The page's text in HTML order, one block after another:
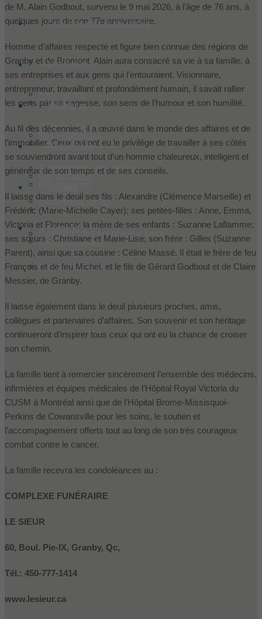
Quoi faire en cas de décès
Condoléances
Faire un don
Offrir des fleurs
Nos services
Produits
Nos installations
Arrangements préalables
Assurances décès
Évaluation des services Le Sieur
Historique
Les Le Sieur innovent
Les fondateurs
Équipe
Dans les médias
Ressources
Français
English( Anglais
de M. Alain Godbout, survenu le 9 mai 2026, à l’âge de 76 ans, à
quelques jours de son 77e anniversaire.
Homme d’affaires respecté et figure bien connue des régions de
Granby et de Bromont, Alain aura consacré sa vie à sa famille, à
ses entreprises et aux gens qui l’entouraient. Visionnaire,
entrepreneur, travaillant et profondément humain, il savait rallier
les gens par sa sagesse, son sens de l’humour et son humilité.
Au fil des décennies, il a œuvré dans le monde des affaires et de
l’immobilier. Ceux qui ont eu le privilège de travailler à ses côtés
se souviendront avant tout d’un homme chaleureux, intelligent et
généreux de son temps et de ses conseils.
Il laisse dans le deuil ses fils : Alexandre (Clémence Marseille) et
Frédéric (Marie-Michelle Cayer); ses petites-filles : Anne, Emma,
Victoria et Florence; la mère de ses enfants : Suzanne Laflamme;
ses sœurs : Christiane et Marie-Lise; son frère : Gilles (Suzanne
Parent), ainsi que sa cousine : Céline Massé. Il était le frère de feu
François et de feu Michel, et le fils de Gérard Godbout et de Claire
Messier, de Granby.
Il laisse également dans le deuil plusieurs proches, amis,
collègues et partenaires d’affaires. Son souvenir et son héritage
continueront d’inspirer tous ceux qui ont eu la chance de croiser
son chemin.
La famille tient à remercier sincèrement l’ensemble des médecins,
infirmières et équipes médicales de l’Hôpital Royal Victoria du
CUSM à Montréal ainsi que de l’Hôpital Brome-Missisquoi-
Perkins de Cowansville pour les soins, le soutien et
l’accompagnement offerts tout au long de son très courageux
combat contre le cancer.
La famille recevra les condoléances au :
COMPLEXE FUNÉRAIRE
LE SIEUR
60, Boul. Pie-IX, Granby, Qc,
Tél.: 450-777-1414
www.lesieur.ca